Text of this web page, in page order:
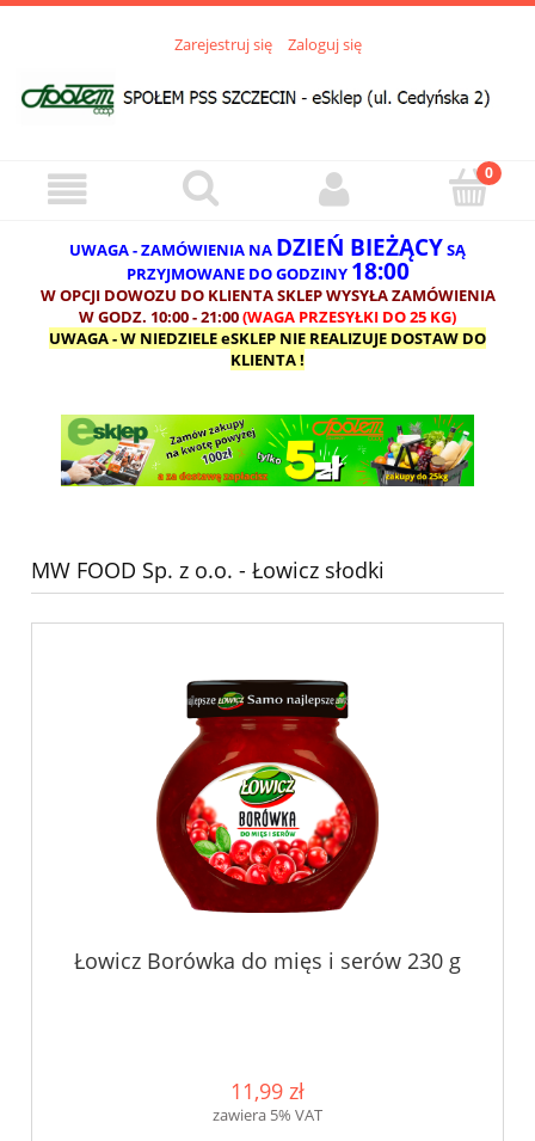
Zarejestruj się Zaloguj się
UWAGA - ZAMÓWIENIA NA DZIEŃ BIEŻĄCYSĄ
PRZYJMOWANE DO GODZINY 18:00
W OPCJI DOWOZU DO KLIENTA SKLEP WYSYŁA ZAMÓWIENIA
W GODZ. 10:00 - 21:00(WAGA PRZESYŁKI DO 25 KG)
UWAGA - W NIEDZIELE eSKLEP NIE REALIZUJE DOSTAW DO
KLIENTA !
MW FOOD Sp. z o.o. - Łowicz słodki
Łowicz Borówka do mięs i serów 230 g
11,99 zł
zawiera 5% VAT